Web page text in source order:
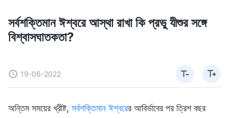
সর্বশক্তিমান ঈশ্বরে আস্থা রাখা কি প্রভু যীশুর সঙ্গে
বিশ্বাসঘাতকতা?
19-06-2022
অন্তিম সময়ের খ্রীষ্ট, সর্বশক্তিমান ঈশ্বরের আবির্ভাবের পর ত্রিশ বছর